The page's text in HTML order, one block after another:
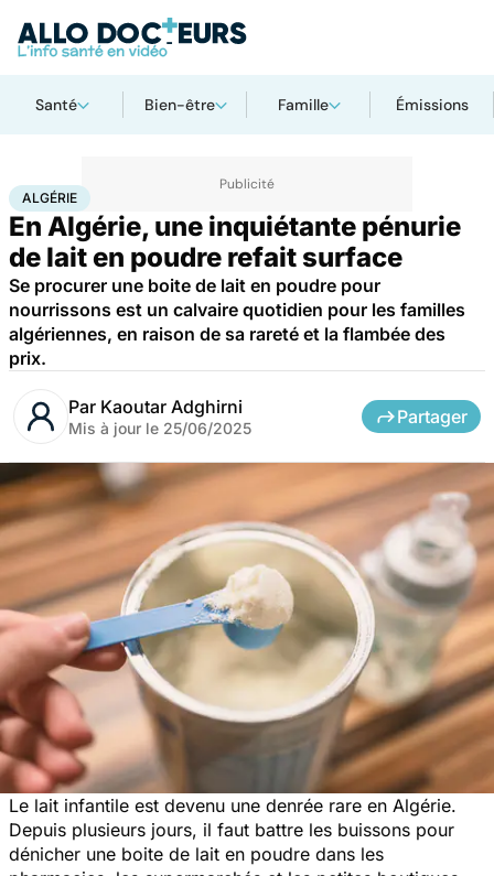
Santé Bien-être Famille Émissions
AccueilSanté
ALGÉRIE
En Algérie, une inquiétante pénurie
de lait en poudre refait surface
Se procurer une boite de lait en poudre pour
nourrissons est un calvaire quotidien pour les familles
algériennes, en raison de sa rareté et la flambée des
prix.
Par Kaoutar Adghirni
Mis à jour le 25/06/2025
Partager
Le lait infantile est devenu une denrée rare en Algérie.
Depuis plusieurs jours, il faut battre les buissons pour
dénicher une boite de lait en poudre dans les